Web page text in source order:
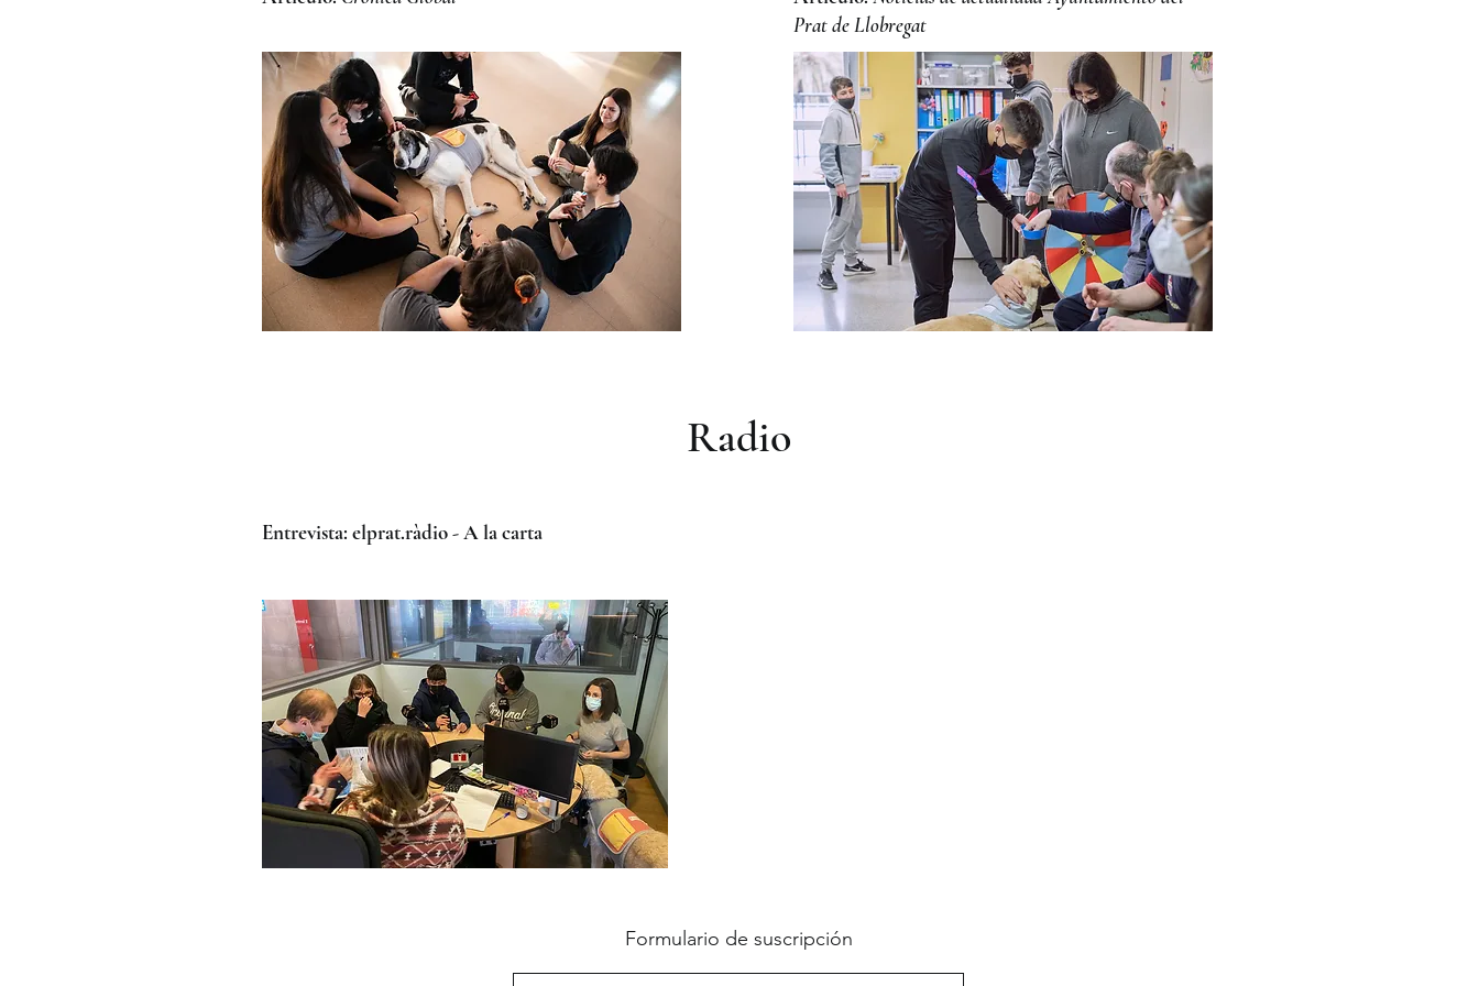
Prat de Llobregat
Radio
Entrevista: elprat.ràdio - A la carta
Formulario de suscripción